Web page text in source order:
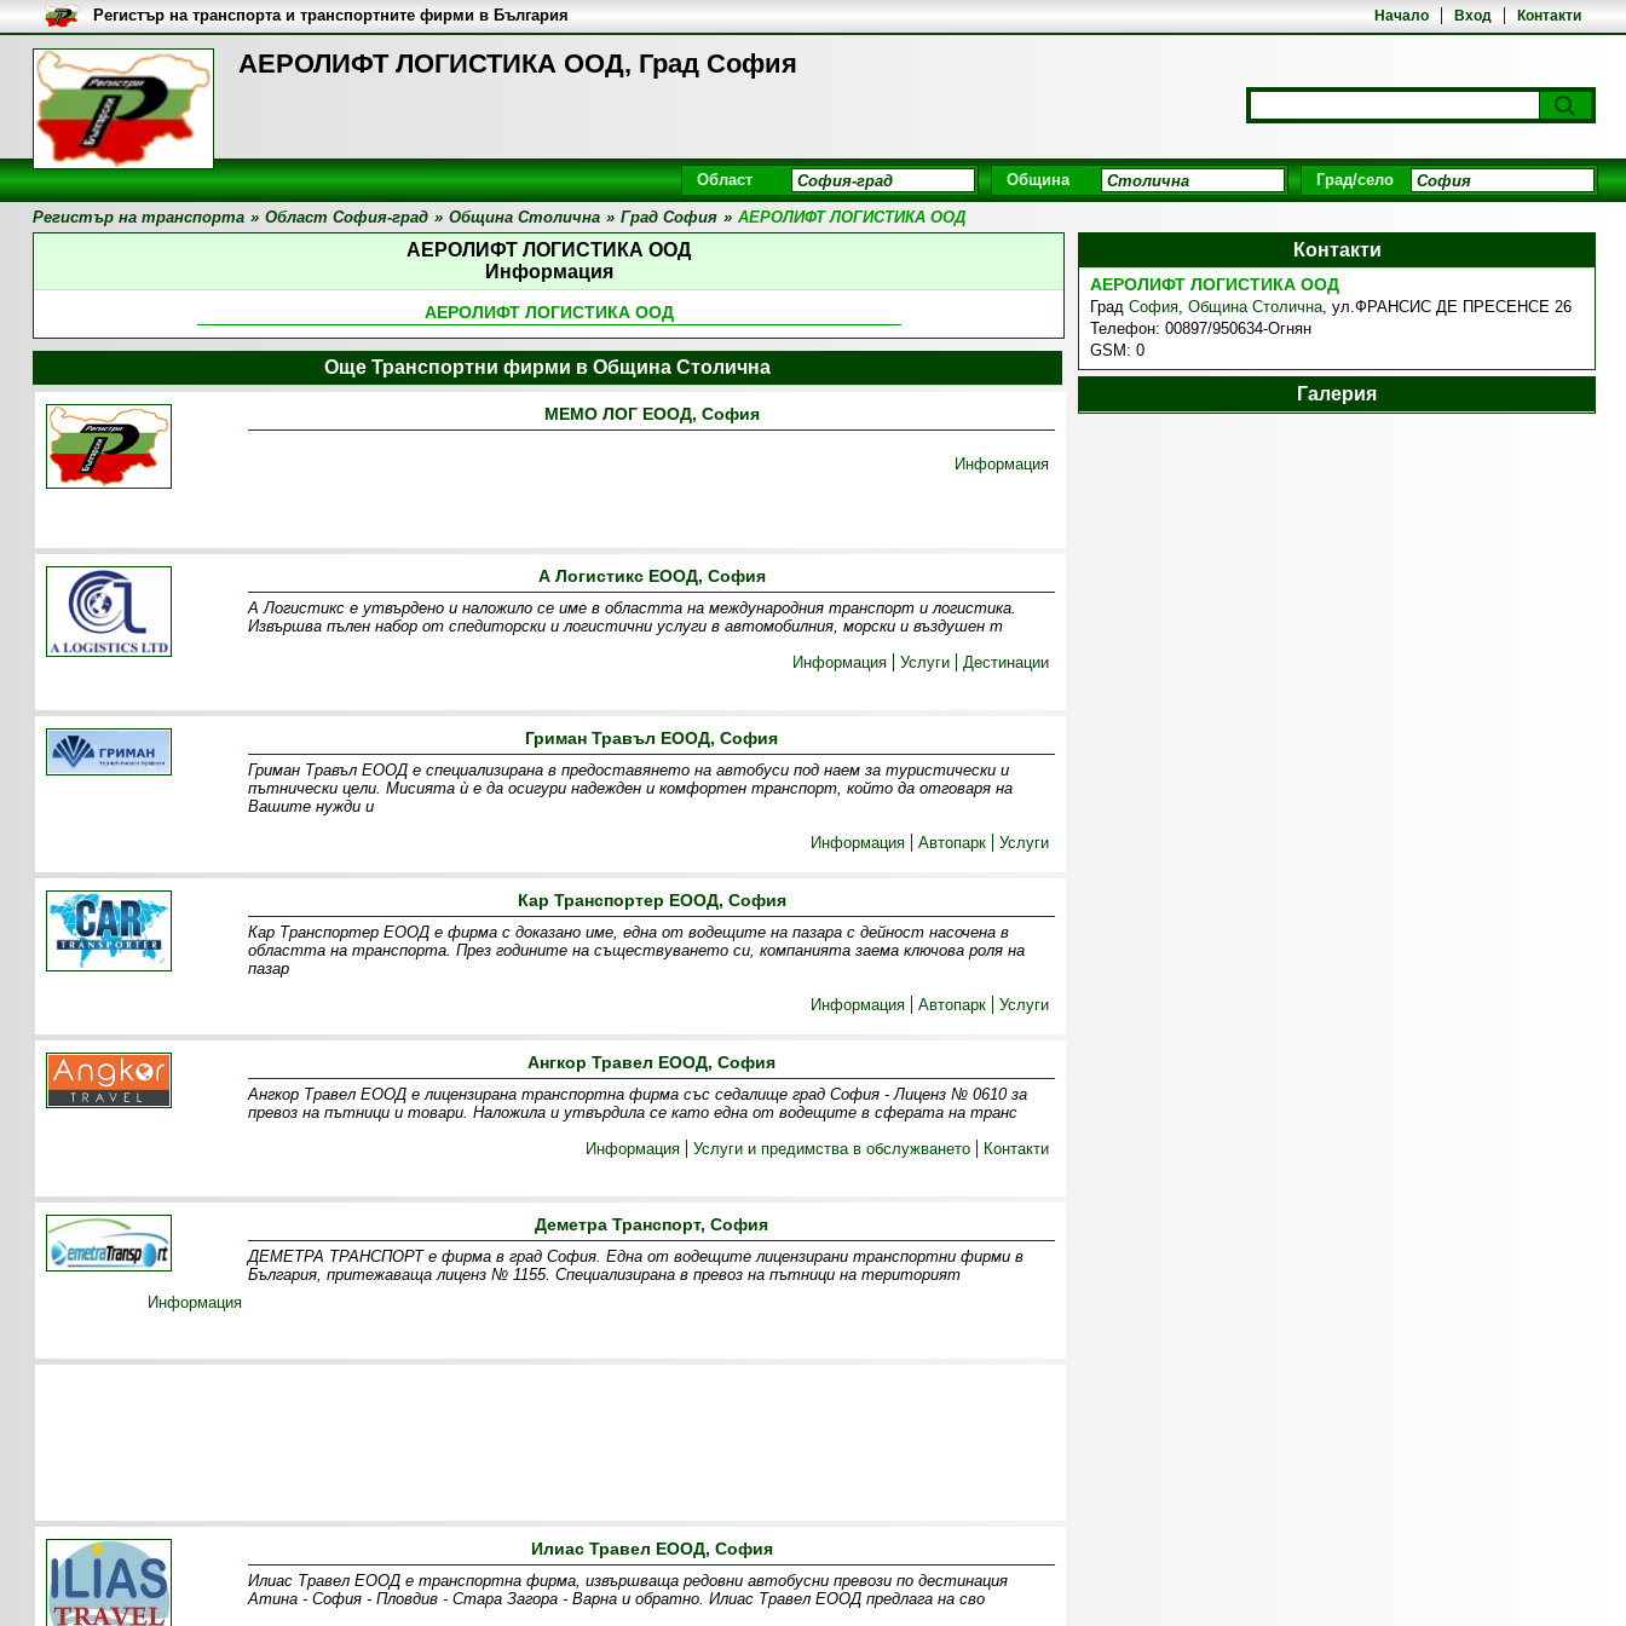
АЕРОЛИФТ ЛОГИСТИКА ООД, Град София
Начало Вход Контакти
Регистър на транспорта и транспортните фирми в България
Област Община Град/село
Регистър на транспорта » Област София-град » Община Столична » Град София » АЕРОЛИФТ ЛОГИСТИКА ООД
АЕРОЛИФТ ЛОГИСТИКА ООД
Информация
АЕРОЛИФТ ЛОГИСТИКА ООД
Контакти
АЕРОЛИФТ ЛОГИСТИКА ООД
Град София, Община Столична, ул.ФРАНСИС ДЕ ПРЕСЕНСЕ 26
Телефон: 00897/950634-Огнян
GSM: 0
Галерия
Още Транспортни фирми в Община Столична
МЕМО ЛОГ ЕООД, София
Информация
А Логистикс ЕООД, София
А Логистикс е утвърдено и наложило се име в областта на международния транспорт и логистика.
Извършва пълен набор от спедиторски и логистични услуги в автомобилния, морски и въздушен т
Информация
Услуги Дестинации
Гриман Травъл ЕООД, София
Гриман Травъл ЕООД е специализирана в предоставянето на автобуси под наем за туристически и
пътнически цели. Мисията ѝ е да осигури надежден и комфортен транспорт, който да отговаря на
Вашите нужди и
Информация
Автопарк Услуги
Кар Транспортер ЕООД, София
Кар Транспортер ЕООД е фирма с доказано име, една от водещите на пазара с дейност насочена в
областта на транспорта. През годините на съществуването си, компанията заема ключова роля на
пазар
Информация
Автопарк Услуги
Ангкор Травел ЕООД, София
Ангкор Травел ЕООД е лицензирана транспортна фирма със седалище град София - Лиценз № 0610 за
превоз на пътници и товари. Наложила и утвърдила се като една от водещите в сферата на транс
Информация
Услуги и предимства в обслужването Контакти
Деметра Транспорт, София
ДЕМЕТРА ТРАНСПОРТ е фирма в град София. Една от водещите лицензирани транспортни фирми в
България, притежаваща лиценз № 1155. Специализирана в превоз на пътници на територият
Информация
Илиас Травел ЕООД, София
Илиас Травел ЕООД е транспортна фирма, извършваща редовни автобусни превози по дестинация
Атина - София - Пловдив - Стара Загора - Варна и обратно. Илиас Травел ЕООД предлага на сво